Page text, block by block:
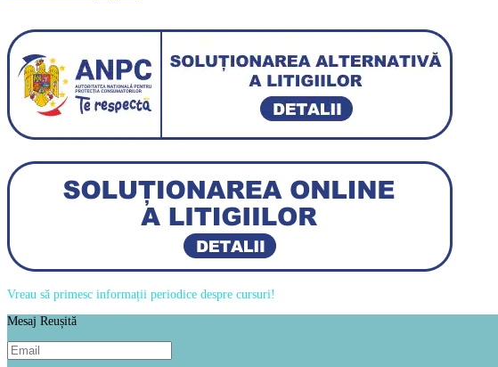
Vreau să primesc informații periodice despre cursuri!
Mesaj Reușită